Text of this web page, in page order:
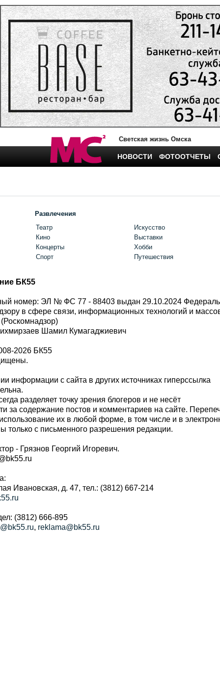
Светская жизнь Омска
НОВОСТИ ФОТООТЧЕТЫ
Развлечения
Театр
Кино
Концерты
Спорт
Искусство
Выставки
Хобби
Путешествия
БК55
номер: ЭЛ № ФС 77 - 88403 выдан 29.10.2024
в сфере связи, информационных технологий и
Шамил Кумагаджиевич
2026 БК55
информации с сайта в других источниках гиперссылка
разделяет точку зрения блогеров и не несёт
за содержание постов и комментариев на сайте.
их в любой форме, в том числе и в
с письменного разрешения редакции.
- Грязнов Георгий Игоревич.
Ивановская, д. 47, тел.: (3812) 667-214
(3812) 666-895
, reklama@bk55.ru